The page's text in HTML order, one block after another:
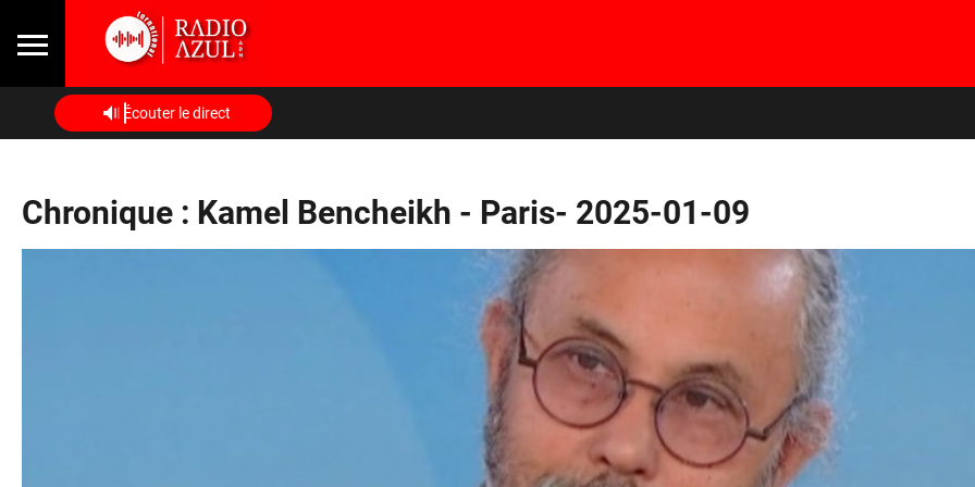
Écouter le direct
Chronique : Kamel Bencheikh - Paris- 2025-01-09